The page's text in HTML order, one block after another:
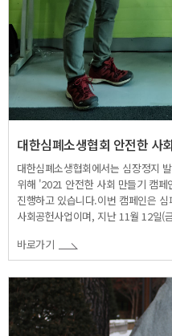
대한심폐소생협회 안전한 사
대한심폐소생협회에서는 심장정지
위해 '2021 안전한 사회 만들기 캠
진행하고 있습니다.이번 캠페인은
사회공헌사업이며, 지난 11월 12일(
바로가기